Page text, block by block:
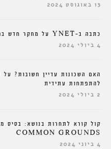
13 באוגוסט 2024
כתבה ב-YNET על מחקר חדש במעבדה העוסק בהצללה בעיר
4 ביולי 2024
האם השכונות עדיין חשובות? על
להתפתחות עתידית
2 ביולי 2024
קול קורא לתחרות בנושא:
COMMON GROUNDS
4 ביוני 2024